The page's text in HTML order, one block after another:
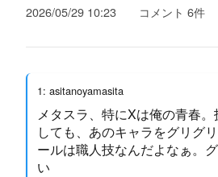
2026/05/29 10:23 コメント 6件
1: asitanoyamasita
メタスラ、特にXは俺の青春
しても、あのキャラをグリグ
ールは職人技なんだよなぁ。
い